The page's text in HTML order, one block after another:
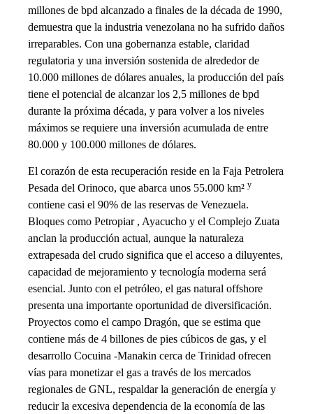
millones de bpd alcanzado a finales de la década de 1990,
demuestra que la industria venezolana no ha sufrido daños
irreparables. Con una gobernanza estable, claridad
regulatoria y una inversión sostenida de alrededor de
10.000 millones de dólares anuales, la producción del país
tiene el potencial de alcanzar los 2,5 millones de bpd
durante la próxima década, y para volver a los niveles
máximos se requiere una inversión acumulada de entre
80.000 y 100.000 millones de dólares.
El corazón de esta recuperación reside en la Faja Petrolera
Pesada del Orinoco, que abarca unos 55.000 km² y
contiene casi el 90% de las reservas de Venezuela.
Bloques como Petropiar , Ayacucho y el Complejo Zuata
anclan la producción actual, aunque la naturaleza
extrapesada del crudo significa que el acceso a diluyentes,
capacidad de mejoramiento y tecnología moderna será
esencial. Junto con el petróleo, el gas natural offshore
presenta una importante oportunidad de diversificación.
Proyectos como el campo Dragón, que se estima que
contiene más de 4 billones de pies cúbicos de gas, y el
desarrollo Cocuina -Manakin cerca de Trinidad ofrecen
vías para monetizar el gas a través de los mercados
regionales de GNL, respaldar la generación de energía y
reducir la excesiva dependencia de la economía de las